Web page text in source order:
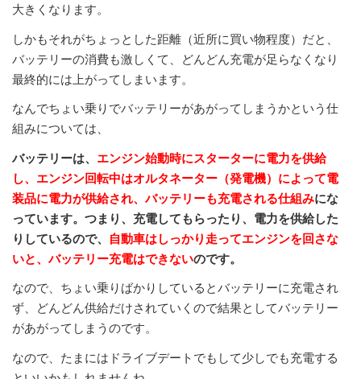
大きくなります。
しかもそれがちょっとした距離（近所に買い物程度）だと、
バッテリーの消費も激しくて、どんどん充電が足らなくなり
最終的には上がってしまいます。
なんでちょい乗りでバッテリーがあがってしまうかという仕
組みについては、
バッテリーは、 エンジン始動時にスターターに電力を供給
し、エンジン回転中はオルタネーター（発電機）によって電
装品に電力が供給され、バッテリーも充電される仕組みにな
っています。つまり、充電してもらったり、電力を供給した
りしているので、
自動車はしっかり走ってエンジンを回さな
いと、バッテリー充電はできないのです。
なので、ちょい乗りばかりしているとバッテリーに充電され
ず、どんどん供給だけされていくので結果としてバッテリー
があがってしまうのです。
なので、たまにはドライブデートでもして少しでも充電する